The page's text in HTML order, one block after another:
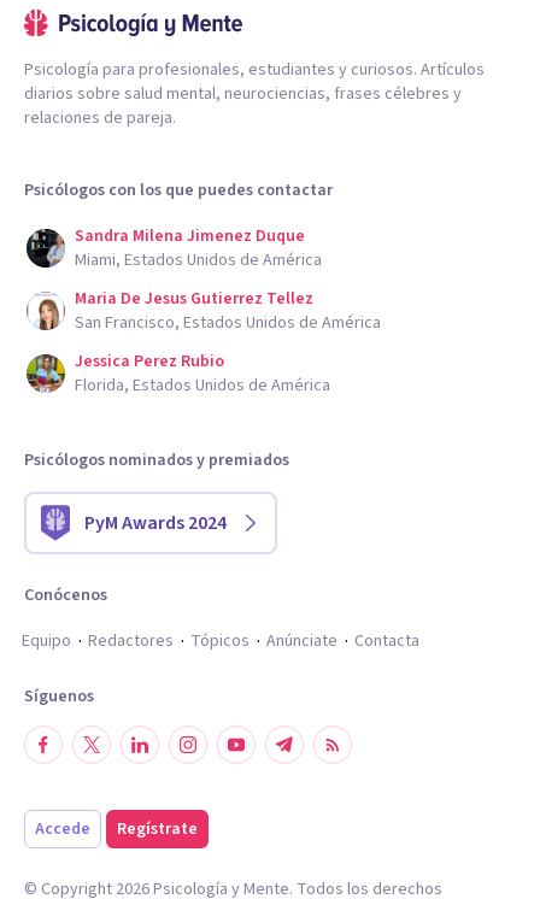
Psicología para profesionales, estudiantes y curiosos. Artículos
diarios sobre salud mental, neurociencias, frases célebres y
relaciones de pareja.
Psicólogos con los que puedes contactar
Sandra Milena Jimenez Duque
Miami, Estados Unidos de América
Maria De Jesus Gutierrez Tellez
San Francisco, Estados Unidos de América
Jessica Perez Rubio
Florida, Estados Unidos de América
Psicólogos nominados y premiados
PyM Awards 2024
Conócenos
Equipo
Redactores Tópicos Anúnciate Contacta
Síguenos
Accede Regístrate
© Copyright 2026Psicología y Mente. Todos los derechos